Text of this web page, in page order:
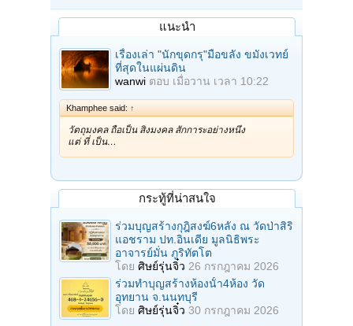
แนะนำ
เรื่องเล่า "นักขุดกรุ"มือขลัง ขมังเวทย์
ที่สุดในแผ่นดิน
wanwi ตอบ เมื่อวาน เวลา 10:22
Khamphee said: ↑
วัตถุมงคล ถือเป็น สิ่งมงคล สักการะอย่างหนึ่ง
แต่ ที่ เป็น…
กระทู้ที่น่าสนใจ
ร่วมบุญสร้างกุฎิสงฆ์6หลัง ณ วัดป่าสิริ
แอชราม ปท.อินเดีย มูลนิธิพระ
อาจารย์มั่น ภูริทัตโต
โดย ศิษย์รุ่นจิ๋ว 26 กรกฎาคม 2026
ร่วมทําบุญสร้างห้องนั้า4ห้อง วัด
อุทยาน จ.นนทบุรี
โดย ศิษย์รุ่นจิ๋ว 30 กรกฎาคม 2026